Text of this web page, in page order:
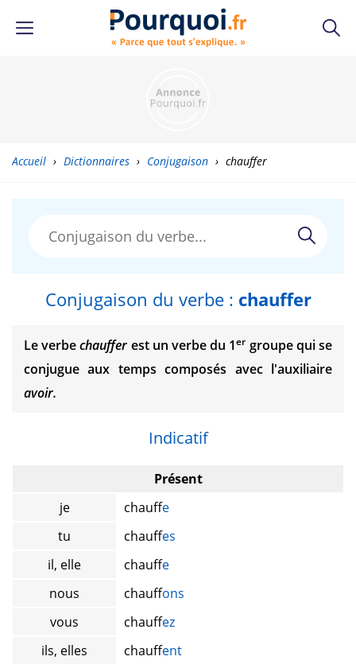
Accueil › Dictionnaires › Conjugaison › chauffer
Conjugaison du verbe : chauffer
Le verbechauffer est un verbe du 1er groupe qui se
conjugue aux temps composés avec l'auxiliaire
avoir.
Indicatif
Présent
je
chauffe
tu
chauffes
il, elle
chauffe
nous
chauffons
vous
chauffez
ils, elles
chauffent